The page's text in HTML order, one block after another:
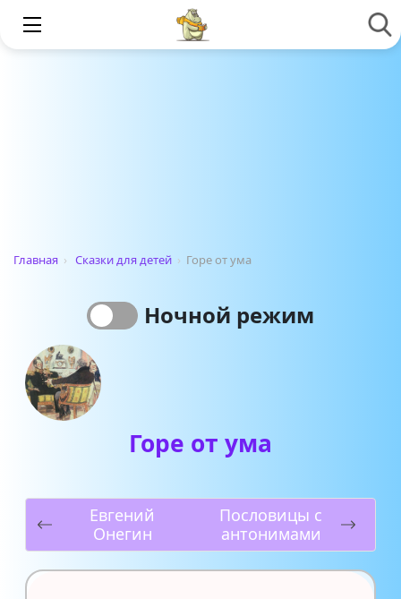
Главная › Сказки для детей › Горе от ума
Ночной режим
Горе от ума
Евгений
Онегин
Пословицы с
антонимами